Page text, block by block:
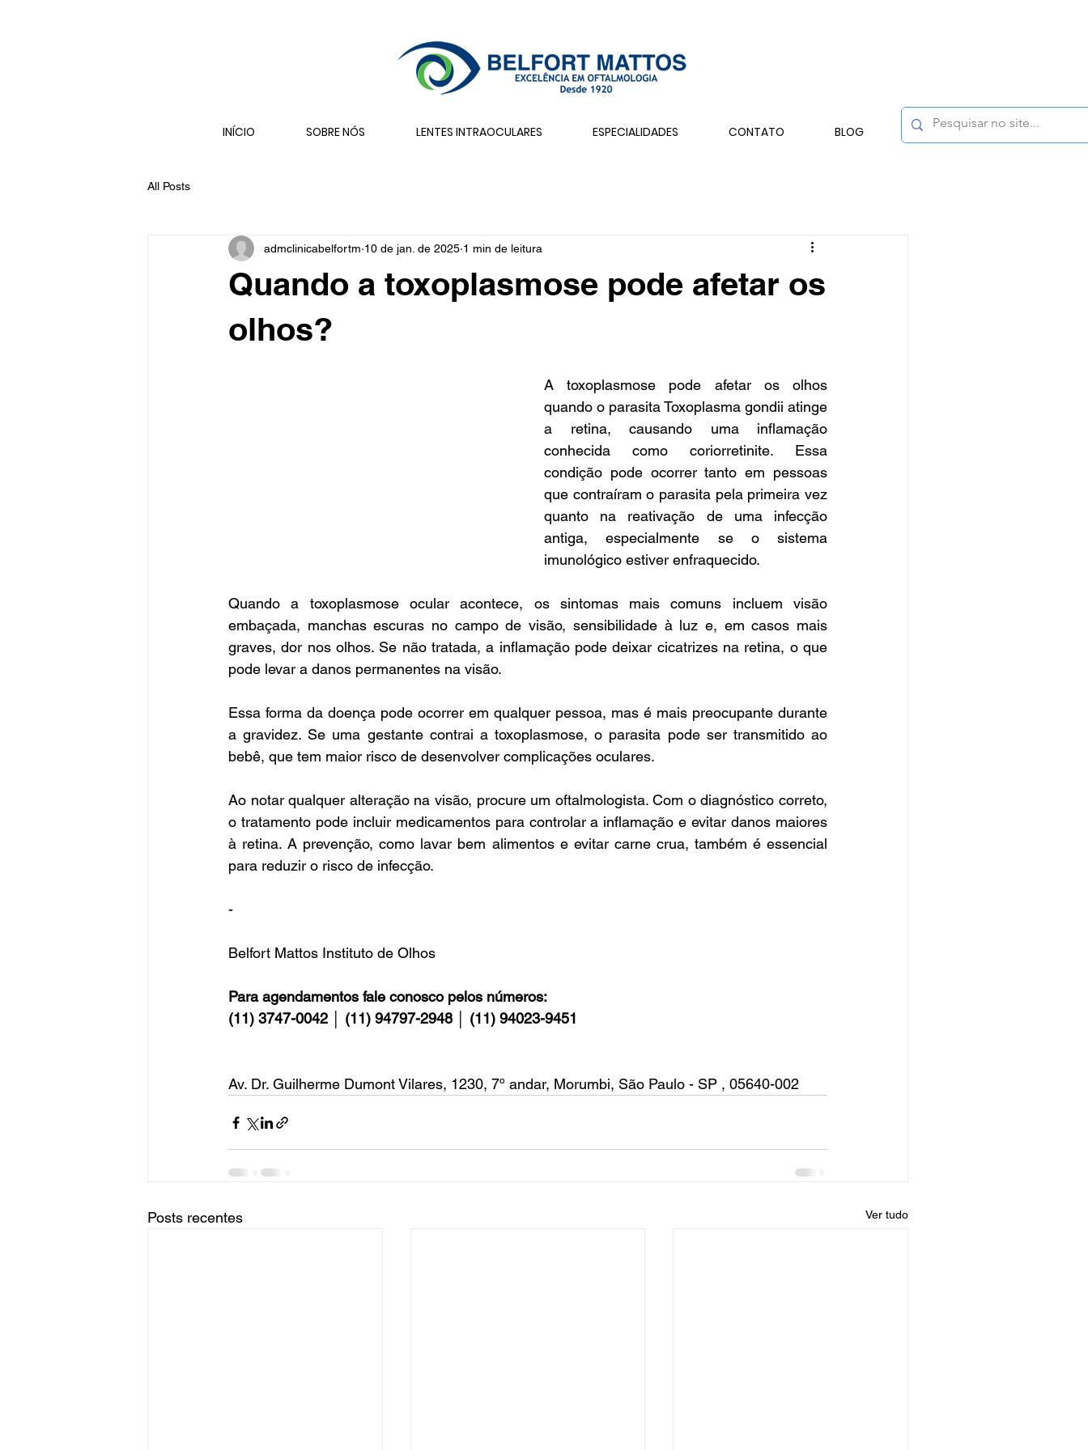
INÍCIO SOBRE NÓS LENTES INTRAOCULARES ESPECIALIDADES CONTATO BLOG
All Posts
Quando a toxoplasmose pode afetar os
olhos?
admclinicabelfortm 10 de jan. de 2025 1 min de leitura
A toxoplasmose pode afetar os olhos
quando o parasita Toxoplasma gondii atinge
a retina, causando uma inflamação
conhecida como coriorretinite. Essa
condição pode ocorrer tanto em pessoas
que contraíram o parasita pela primeira vez
quanto na reativação de uma infecção
antiga, especialmente se o sistema
imunológico estiver enfraquecido.
Quando a toxoplasmose ocular acontece, os sintomas mais comuns incluem visão
embaçada, manchas escuras no campo de visão, sensibilidade à luz e, em casos mais
graves, dor nos olhos. Se não tratada, a inflamação pode deixar cicatrizes na retina, o que
pode levar a danos permanentes na visão.
Essa forma da doença pode ocorrer em qualquer pessoa, mas é mais preocupante durante
a gravidez. Se uma gestante contrai a toxoplasmose, o parasita pode ser transmitido ao
bebê, que tem maior risco de desenvolver complicações oculares.
Ao notar qualquer alteração na visão, procure um oftalmologista. Com o diagnóstico correto,
o tratamento pode incluir medicamentos para controlar a inflamação e evitar danos maiores
à retina. A prevenção, como lavar bem alimentos e evitar carne crua, também é essencial
para reduzir o risco de infecção.
-
Belfort Mattos Instituto de Olhos
Para agendamentos fale conosco pelos números:
(11) 3747-0042 │ (11) 94797-2948 │ (11) 94023-9451
Av. Dr. Guilherme Dumont Vilares, 1230, 7º andar, Morumbi, São Paulo - SP , 05640-002
Posts recentes Ver tudo